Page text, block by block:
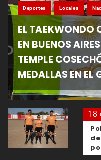
Deportes Locales
EL TAEKWONDO
EN BUENOS
TEMPLE
MEDALLAS EN EL
18